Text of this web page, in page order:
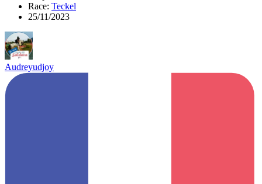
Race: Teckel
25/11/2023
Audreyudjoy